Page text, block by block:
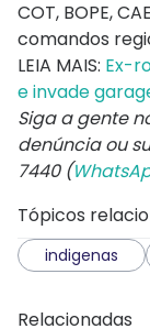
COT, BOPE,
comandos
LEIA MAIS: Ex-
e invade
Siga a gente
denúncia ou
7440 (
Tópicos
indigenas
Relacionadas